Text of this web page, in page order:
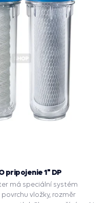
pripojenie 1" DP
má speciální systém
vložky, rozměr